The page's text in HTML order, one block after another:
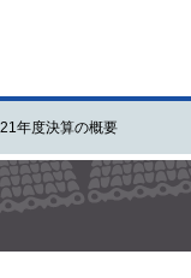
年度決算の概要